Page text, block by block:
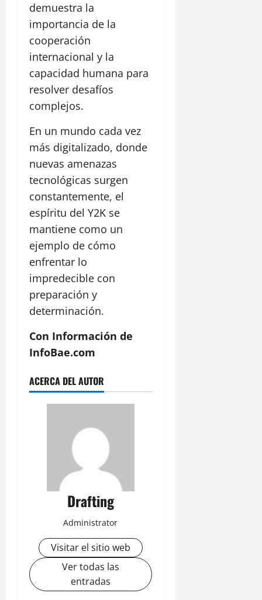
demuestra la
importancia de la
cooperación
internacional y la
capacidad humana para
resolver desafíos
complejos.
En un mundo cada vez
más digitalizado, donde
nuevas amenazas
tecnológicas surgen
constantemente, el
espíritu del Y2K se
mantiene como un
ejemplo de cómo
enfrentar lo
impredecible con
preparación y
determinación.
Con Información de
InfoBae.com
ACERCA DEL AUTOR
Drafting
Administrator
Visitar el sitio web
Ver todas las
entradas